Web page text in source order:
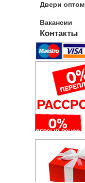
Двери оптом
Вакансии
Контакты